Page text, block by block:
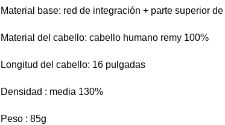
Material base: red de integración + parte superior de
Material del cabello: cabello humano remy 100%
Longitud del cabello: 16 pulgadas
Densidad : media 130%
Peso : 85g